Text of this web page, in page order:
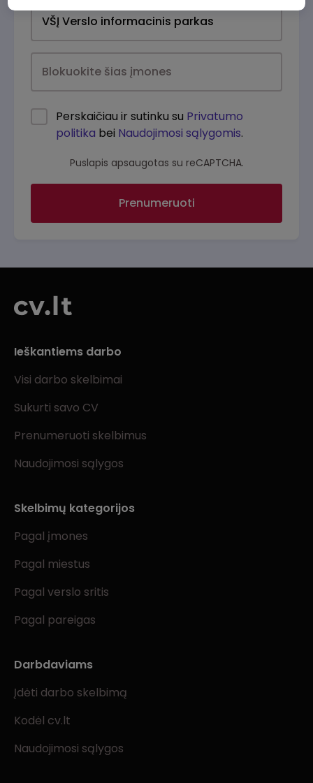
Perskaičiau ir sutinku su Privatumo
politika bei Naudojimosi sąlygomis.
Puslapis apsaugotas su reCAPTCHA.
Prenumeruoti
Ieškantiems darbo
Visi darbo skelbimai
Sukurti savo CV
Prenumeruoti skelbimus
Naudojimosi sąlygos
Skelbimų kategorijos
Pagal įmones
Pagal miestus
Pagal verslo sritis
Pagal pareigas
Darbdaviams
Įdėti darbo skelbimą
Kodėl cv.lt
Naudojimosi sąlygos